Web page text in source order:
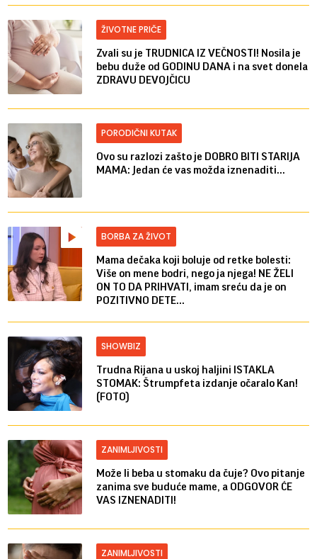
ŽIVOTNE PRIČE
Zvali su je TRUDNICA IZ VEČNOSTI! Nosila je
bebu duže od GODINU DANA i na svet donela
ZDRAVU DEVOJČICU
PORODIČNI KUTAK
Ovo su razlozi zašto je DOBRO BITI STARIJA
MAMA: Jedan će vas možda iznenaditi...
BORBA ZA ŽIVOT
Mama dečaka koji boluje od retke bolesti:
Više on mene bodri, nego ja njega! NE ŽELI
ON TO DA PRIHVATI, imam sreću da je on
POZITIVNO DETE...
SHOWBIZ
Trudna Rijana u uskoj haljini ISTAKLA
STOMAK: Štrumpfeta izdanje očaralo Kan!
(FOTO)
ZANIMLJIVOSTI
Može li beba u stomaku da čuje? Ovo pitanje
zanima sve buduće mame, a ODGOVOR ĆE
VAS IZNENADITI!
ZANIMLJIVOSTI